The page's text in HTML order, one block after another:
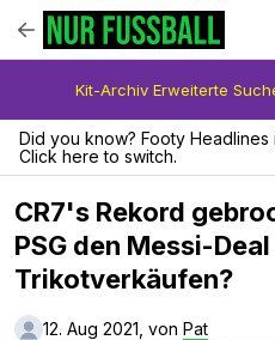
Kit-Archiv Erweiterte
Did you know? Footy Headlines
Click here to switch.
CR7's Rekord
PSG den Messi-
Trikotverkäufen?
12. Aug 2021, von Pat